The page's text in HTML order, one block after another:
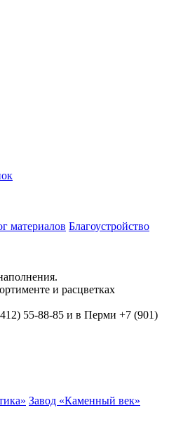
материалов Благоустройство
и расцветках
55-88-85 и в Перми +7 (901)
Завод «Каменный век»